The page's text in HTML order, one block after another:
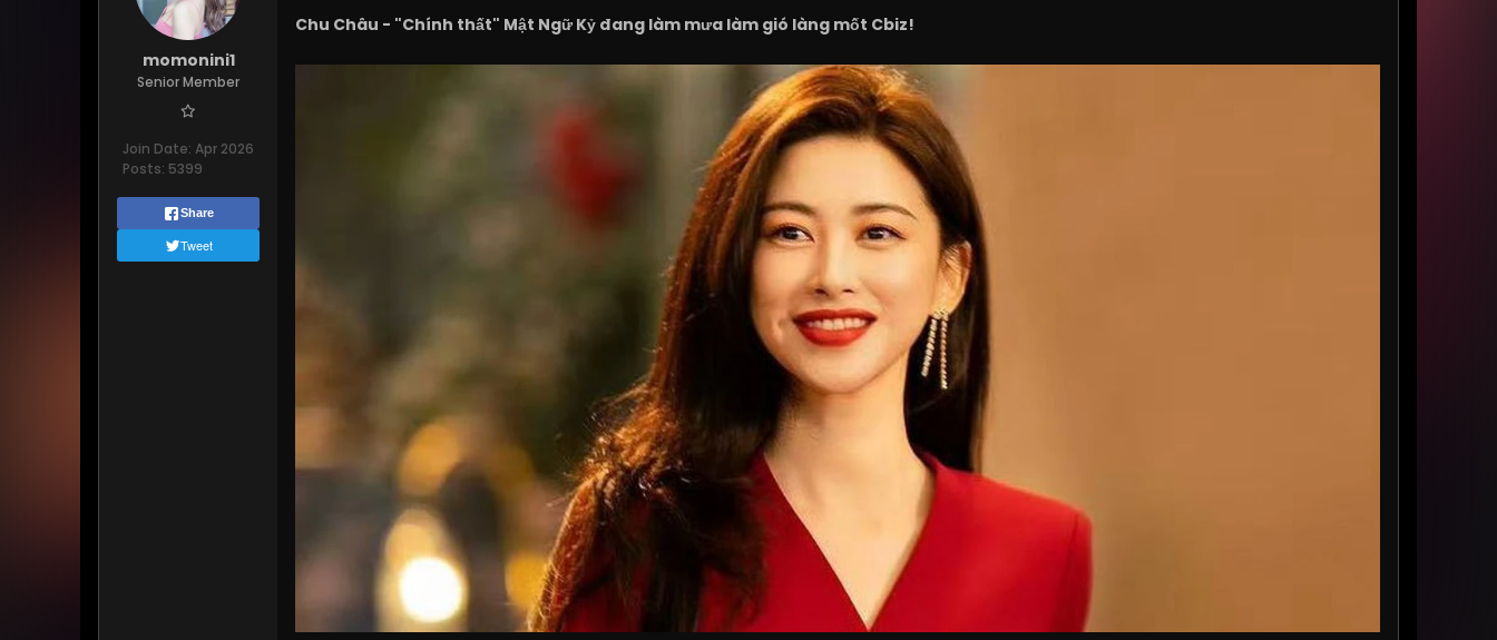
momonini1
Senior Member
Join Date: Apr 2026
Posts: 5399
Share
Tweet
Chu Châu - "Chính thất" Mật Ngữ Kỷ đang làm mưa làm gió làng mốt Cbiz!